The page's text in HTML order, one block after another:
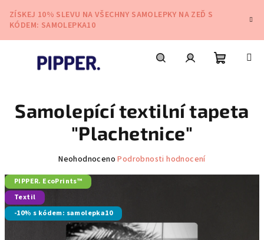
obsah
ZÍSKEJ 10% SLEVU NA VŠECHNY SAMOLEPKY NA ZEĎ S
KÓDEM: SAMOLEPKA10
košík
Samolepící textilní tapeta
"Plachetnice"
Průměrné
produktu
0,0
z
Neohodnoceno Podrobnosti hodnocení
PIPPER. EcoPrints™
Textil
-10% s kódem: samolepka10